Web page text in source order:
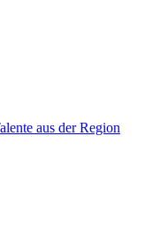
aus der Region